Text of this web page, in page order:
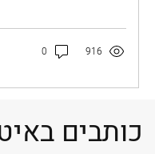
916
0
כותבים